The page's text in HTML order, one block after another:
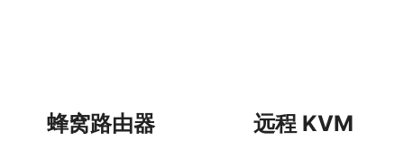
蜂窝路由器 远程 KVM